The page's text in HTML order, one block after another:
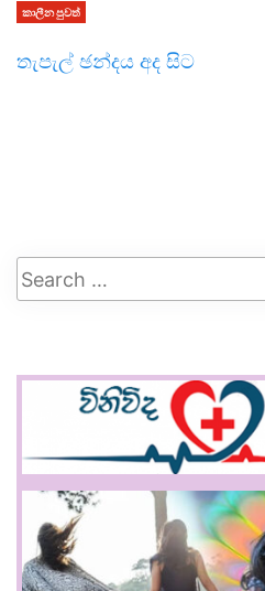
කාලීන පුවත්
තැපැල් ඡන්දය අද සිට